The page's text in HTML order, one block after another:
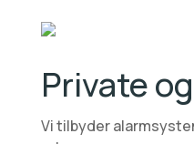
Private
Vi tilbyder